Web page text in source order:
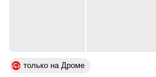
только на Дроме